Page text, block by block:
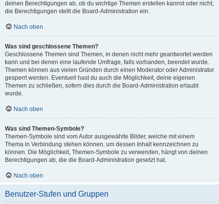
deinen Berechtigungen ab, ob du wichtige Themen erstellen kannst oder nicht;
die Berechtigungen stellt die Board-Administration ein.
Nach oben
Was sind geschlossene Themen?
Geschlossene Themen sind Themen, in denen nicht mehr geantwortet werden
kann und bei denen eine laufende Umfrage, falls vorhanden, beendet wurde.
Themen können aus vielen Gründen durch einen Moderator oder Administrator
gesperrt werden. Eventuell hast du auch die Möglichkeit, deine eigenen
Themen zu schließen, sofern dies durch die Board-Administration erlaubt
wurde.
Nach oben
Was sind Themen-Symbole?
Themen-Symbole sind vom Autor ausgewählte Bilder, welche mit einem
Thema in Verbindung stehen können, um dessen Inhalt kennzeichnen zu
können. Die Möglichkeit, Themen-Symbole zu verwenden, hängt von deinen
Berechtigungen ab, die die Board-Administration gesetzt hat.
Nach oben
Benutzer-Stufen und Gruppen